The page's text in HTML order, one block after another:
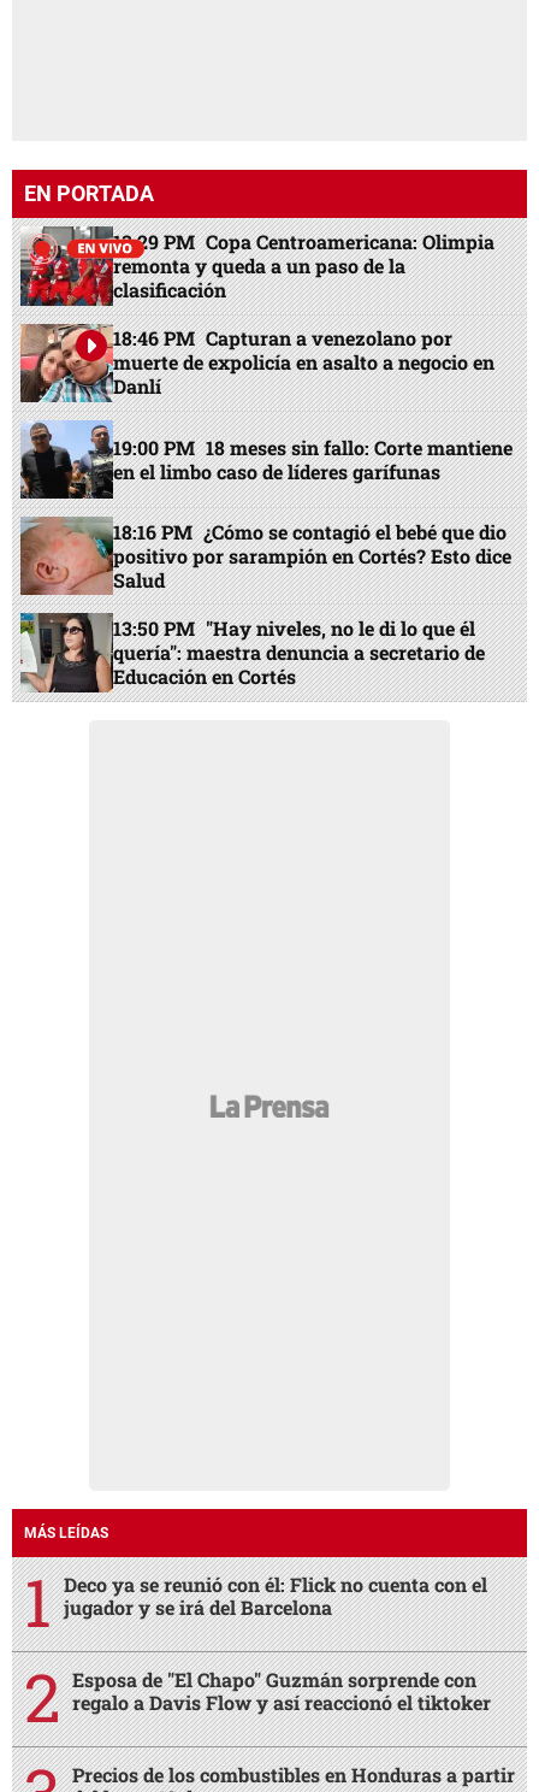
EN PORTADA
13:29 PM Copa Centroamericana: Olimpia
remonta y queda a un paso de la
clasificación
18:46 PM Capturan a venezolano por
muerte de expolicía en asalto a negocio en
Danlí
19:00 PM 18 meses sin fallo: Corte mantiene
en el limbo caso de líderes garífunas
18:16 PM ¿Cómo se contagió el bebé que dio
positivo por sarampión en Cortés? Esto dice
Salud
13:50 PM "Hay niveles, no le di lo que él
quería": maestra denuncia a secretario de
Educación en Cortés
MÁS LEÍDAS
Deco ya se reunió con él: Flick no cuenta con el
jugador y se irá del Barcelona
Esposa de "El Chapo" Guzmán sorprende con
regalo a Davis Flow y así reaccionó el tiktoker
Precios de los combustibles en Honduras a partir